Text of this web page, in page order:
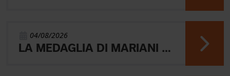
04/08/2026
LA MEDAGLIA DI MARIANI E QUEL RICORDO CHE NON SVANISCE.